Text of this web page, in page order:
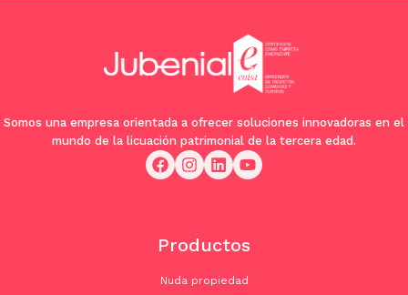
Somos una empresa orientada a ofrecer soluciones innovadoras en el
mundo de la licuación patrimonial de la tercera edad.
Productos
Nuda propiedad